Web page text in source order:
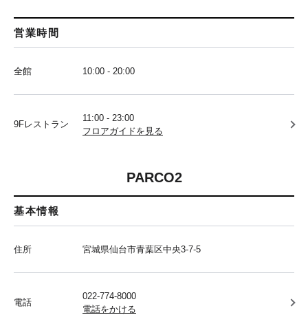
営業時間
全館 10:00 - 20:00
9Fレストラン
11:00 - 23:00
フロアガイドを見る
PARCO2
基本情報
住所 宮城県仙台市青葉区中央3-7-5
電話
022-774-8000
電話をかける